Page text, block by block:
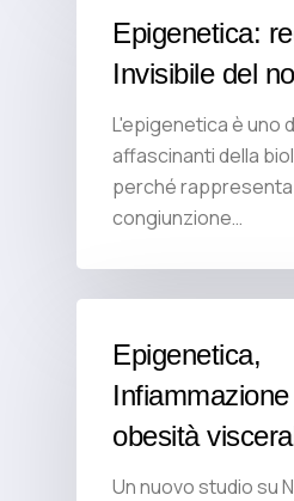
Epigenetica:
Invisibile del
L'epigenetica è uno
affascinanti della
perché rappresenta
congiunzione…
Epigenetica,
obesità
Un nuovo studio su